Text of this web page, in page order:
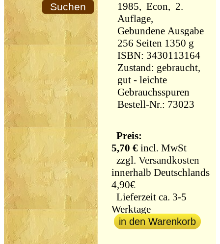
1985, Econ, 2.
Auflage,
Gebundene Ausgabe
256 Seiten 1350 g
ISBN: 3430113164
Zustand: gebraucht,
gut - leichte
Gebrauchsspuren
Bestell-Nr.: 73023
Preis:
5,70 € incl. MwSt
zzgl.Versandkosten
innerhalb Deutschlands
4,90€
Lieferzeit ca. 3-5
Werktage
in den Warenkorb